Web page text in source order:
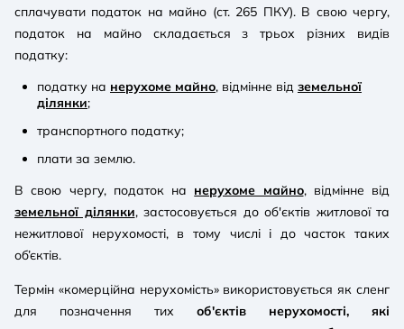
сплачувати податок на майно (ст. 265 ПКУ). В свою чергу,
податок на майно складається з трьох різних видів
податку:
податку на нерухоме майно, відмінне від земельної
ділянки;
транспортного податку;
плати за землю.
В свою чергу, податок на нерухоме майно, відмінне від
земельної ділянки, застосовується до об'єктів житлової та
нежитлової нерухомості, в тому числі і до часток таких
об’єктів.
Термін «комерційна нерухомість» використовується як сленг
для позначення тих об'єктів нерухомості, які